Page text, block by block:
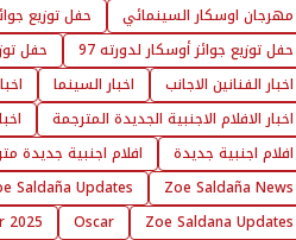
مهرجان اوسكار السينمائي
حفل توزيع جوائز
حفل توزيع جوائز أوسكار لدورته 97
حفل
اخبار الفنانين الاجانب
اخبار السينما
اخبار الافلام الاجنبية الجديدة المترجمة
افلام اجنبية جديدة
افلام اجنبية جديدة
Zoe Saldaña News
Saldaña Updates
Zoe Saldana Updates
Oscar
2025